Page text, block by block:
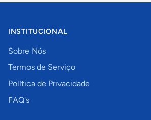
INSTITUCIONAL
Sobre Nós
Termos de Serviço
Política de Privacidade
FAQ's